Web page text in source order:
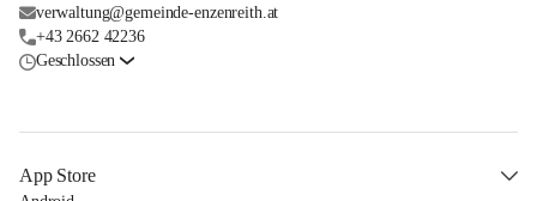
verwaltung@gemeinde-enzenreith.at
+43 2662 42236
Geschlossen
App Store